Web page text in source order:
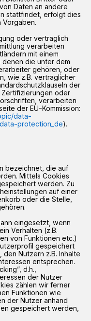
Daten an andere
stattfindet, erfolgt dies
Vorgaben.
oder vertraglich
verarbeiten
mit einem
die unter dem
gehören, oder
wie z.B. vertraglicher
der
Zertifizierungen oder
verarbeiten
der EU-Kommission:
data-
protection_de).
bezeichnet, die auf
Mittels Cookies
werden. Zu
auf einer
oder die Stelle,
eingesetzt, wenn
Verhalten (z.B.
von Funktionen etc.)
gespeichert
Nutzern z.B. Inhalte
entsprechen.
d.h.,
der Nutzer
zählen wir ferner
Funktionen wie
der Nutzer anhand
gespeichert werden,